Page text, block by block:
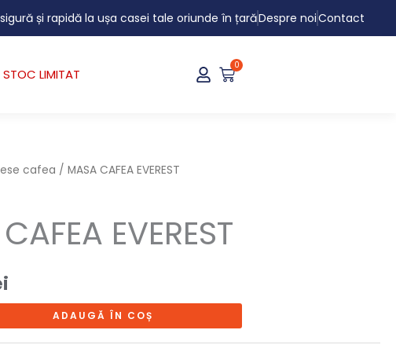
și rapidă la ușa casei tale oriunde în țarăDespre noiContact
STOC LIMITAT
0
Cart
cafea / MASA CAFEA EVEREST
EVEREST
ADAUGĂ ÎN COȘ